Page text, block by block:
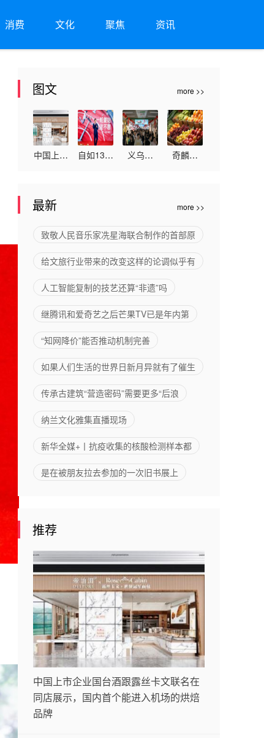
消费 文化 聚焦 资讯
图文 more >>
中国上市
卡文联名
在同店展
首个能进
入机场的
自如13周
不动产全
专业管理
能力
义乌文
地“无中
何以长青
奇麟鲜
与低价陷
阱，重塑
新格局
最新 more >>
致敬人民音乐家冼星海联合制作的首部原
给文旅行业带来的改变这样的论调似乎有
人工智能复制的技艺还算“非遗”吗
继腾讯和爱奇艺之后芒果TV已是年内第
“知网降价”能否推动机制完善
如果人们生活的世界日新月异就有了催生
传承古建筑“营造密码”需要更多“后浪
纳兰文化雅集直播现场
新华全媒+丨抗疫收集的核酸检测样本都
是在被朋友拉去参加的一次旧书展上
推荐
中国上市企业国台酒跟露丝卡文联名在
同店展示，国内首个能进入机场的烘焙
品牌